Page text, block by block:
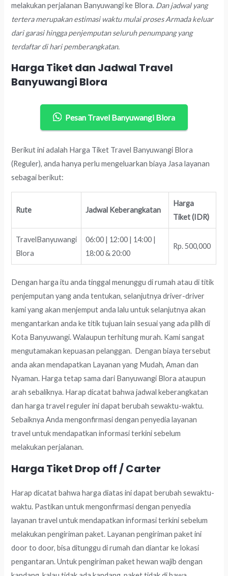
melakukan perjalanan Banyuwangi ke Blora. Dan jadwal yang
tertera merupakan estimasi waktu mulai proses Armada keluar
dari garasi hingga penjemputan seluruh penumpang yang
terdaftar di hari pemberangkatan.
Harga Tiket dan Jadwal Travel
Banyuwangi Blora
Pesan Travel Banyuwangi Blora
Berikut ini adalah Harga Tiket Travel Banyuwangi Blora
(Reguler), anda hanya perlu mengeluarkan biaya Jasa layanan
sebagai berikut:
Rute Jadwal Keberangkatan
Harga
Tiket (IDR)
TravelBanyuwangi
Blora
06:00 | 12:00 | 14:00 |
18:00 & 20:00
Rp. 500,000
Dengan harga itu anda tinggal menunggu di rumah atau di titik
penjemputan yang anda tentukan, selanjutnya driver-driver
kami yang akan menjemput anda lalu untuk selanjutnya akan
mengantarkan anda ke titik tujuan lain sesuai yang ada pilih di
Kota Banyuwangi. Walaupun terhitung murah. Kami sangat
mengutamakan kepuasan pelanggan. Dengan biaya tersebut
anda akan mendapatkan Layanan yang Mudah, Aman dan
Nyaman. Harga tetap sama dari Banyuwangi Blora ataupun
arah sebaliknya. Harap dicatat bahwa jadwal keberangkatan
dan harga travel reguler ini dapat berubah sewaktu-waktu.
Sebaiknya Anda mengonfirmasi dengan penyedia layanan
travel untuk mendapatkan informasi terkini sebelum
melakukan perjalanan.
Harga Tiket Drop off / Carter
Harap dicatat bahwa harga diatas ini dapat berubah sewaktu-
waktu. Pastikan untuk mengonfirmasi dengan penyedia
layanan travel untuk mendapatkan informasi terkini sebelum
melakukan pengiriman paket. Layanan pengiriman paket ini
door to door, bisa ditunggu di rumah dan diantar ke lokasi
pengantaran. Untuk pengiriman paket hewan wajib dengan